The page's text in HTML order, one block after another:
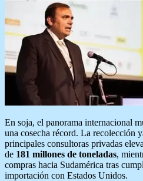
En soja, el panorama internacional
una cosecha récord. La recolección
principales consultoras privadas
de 181 millones de toneladas,
compras hacia Sudamérica tras
importación con Estados Unidos.